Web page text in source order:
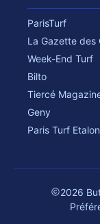
ParisTurf
La Gazette des
Week-End Turf
Bilto
Tiercé
Geny
Paris Turf
2026